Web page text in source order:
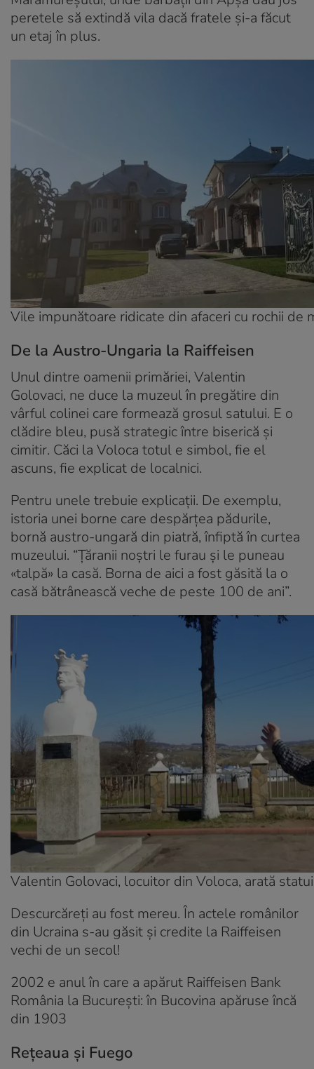
peretele să extindă vila dacă fratele și-a făcut
un etaj în plus.
Vile impunătoare ridicate din afaceri cu rochii de
De la Austro-Ungaria la Raiffeisen
Unul dintre oamenii primăriei, Valentin
Golovaci, ne duce la muzeul în pregătire din
vârful colinei care formează grosul satului. E o
clădire bleu, pusă strategic între biserică și
cimitir. Căci la Voloca totul e simbol, fie el
ascuns, fie explicat de localnici.
Pentru unele trebuie explicații. De exemplu,
istoria unei borne care despărțea pădurile,
bornă austro-ungară din piatră, înfiptă în curtea
muzeului. “Țăranii noștri le furau și le puneau
«talpă» la casă. Borna de aici a fost găsită la o
casă bătrânească veche de peste 100 de ani”.
Valentin Golovaci, locuitor din Voloca, arată
Descurcăreți au fost mereu. În actele românilor
din Ucraina s-au găsit și credite la Raiffeisen
vechi de un secol!
2002 e anul în care a apărut Raiffeisen Bank
România la București: în Bucovina apăruse încă
din 1903
Rețeaua și Fuego